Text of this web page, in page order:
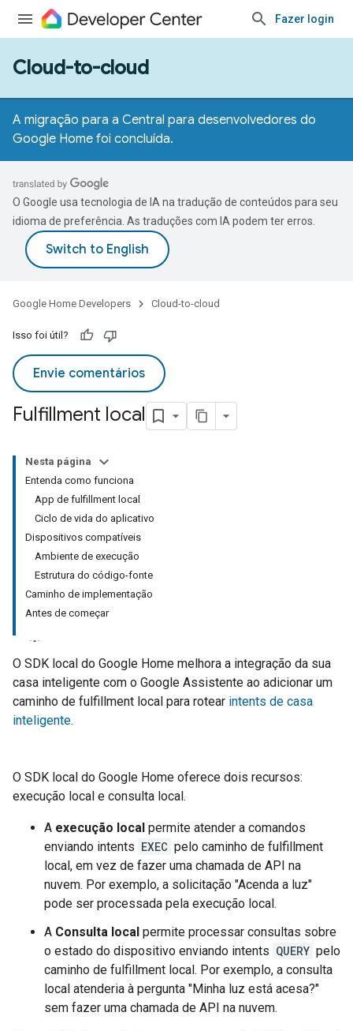
Fazer login
Cloud-to-cloud
A migração para a Central para desenvolvedores do
Google Home foi concluída.
O Google usa tecnologia de IA na tradução de conteúdos para seu
idioma de preferência. As traduções com IA podem ter erros.
Google Home Developers Cloud-to-cloud
Isso foi útil?
Envie comentários
Fulfillment local
Nesta página
Entenda como funciona
App de fulfillment local
Ciclo de vida do aplicativo
Dispositivos compatíveis
Ambiente de execução
Estrutura do código-fonte
Caminho de implementação
Antes de começar
O SDK local do Google Home melhora a integração da sua
casa inteligente com o Google Assistente ao adicionar um
caminho de fulfillment local para rotear intents de casa
inteligente.
O SDK local do Google Home oferece dois recursos:
execução local e consulta local.
A execução local permite atender a comandos
enviando intents EXEC pelo caminho de fulfillment
local, em vez de fazer uma chamada de API na
nuvem. Por exemplo, a solicitação "Acenda a luz"
pode ser processada pela execução local.
A Consulta local permite processar consultas sobre
o estado do dispositivo enviando intents QUERY pelo
caminho de fulfillment local. Por exemplo, a consulta
local atenderia à pergunta "Minha luz está acesa?"
sem fazer uma chamada de API na nuvem.